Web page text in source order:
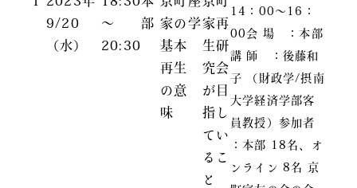
9/20
（水）
～
20:30
部 家の
基本
再生
の意
味
学家再
生研
究会
が目
指し
てい
るこ
と
14：00～16：
00会 場 ：本部
講 師 ：後藤和
子 （財政学/摂南
大学経済学部客
員教授）参加者
：本部 18名、オ
ンライン 8名 京